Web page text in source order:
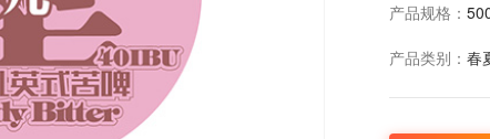
产品规格：
产品类别： 春